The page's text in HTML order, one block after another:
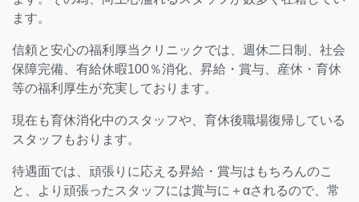
ます。
信頼と安心の福利厚当クリニックでは、週休二日制、社会
保障完備、有給休暇100％消化、昇給・賞与、産休・育休
等の福利厚生が充実しております。
現在も育休消化中のスタッフや、育休後職場復帰している
スタッフもおります。
待遇面では、頑張りに応える昇給・賞与はもちろんのこ
と、より頑張ったスタッフには賞与に＋αされるので、常